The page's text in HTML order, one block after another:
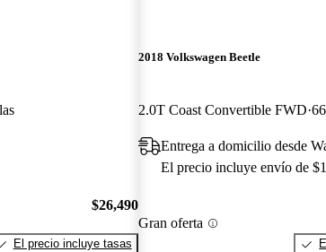
$26,490
El precio incluye tasas
2018 Volkswagen Beetle
2.0T Coast Convertible FWD
Entrega a domicilio desde
El precio incluye envío de
Gran oferta